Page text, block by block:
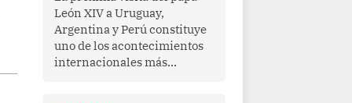
León XIV a Uruguay,
Argentina y Perú constituye
uno de los acontecimientos
internacionales más